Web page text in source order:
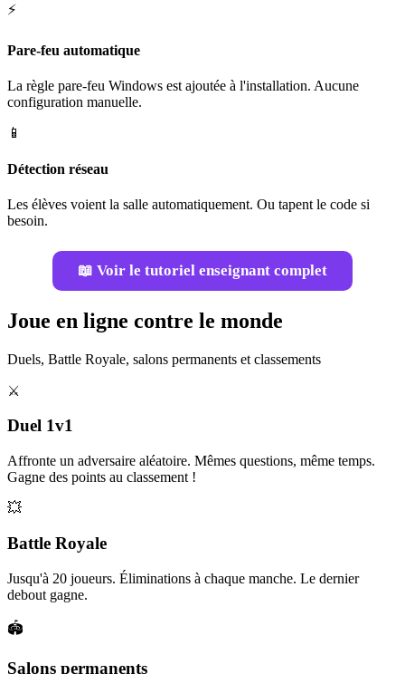
⚡
Pare-feu automatique
La règle pare-feu Windows est ajoutée à l'installation. Aucune
configuration manuelle.
📱
Détection réseau
Les élèves voient la salle automatiquement. Ou tapent le code si
besoin.
📖 Voir le tutoriel enseignant complet
Joue en ligne contre le monde
Duels, Battle Royale, salons permanents et classements
⚔️
Duel 1v1
Affronte un adversaire aléatoire. Mêmes questions, même temps.
Gagne des points au classement !
💥
Battle Royale
Jusqu'à 20 joueurs. Éliminations à chaque manche. Le dernier
debout gagne.
🏟️
Salons permanents